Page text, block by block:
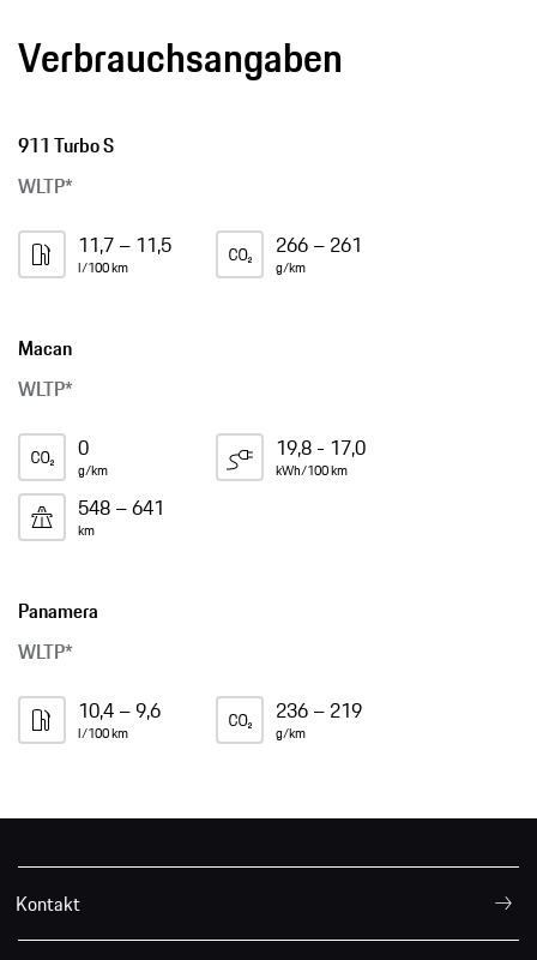
Verbrauchsangaben
911 Turbo S
WLTP*
11,7 – 11,5
l/100 km
266 – 261
g/km
Macan
WLTP*
0
g/km
19,8 - 17,0
kWh/100 km
548 – 641
km
Panamera
WLTP*
10,4 – 9,6
l/100 km
236 – 219
g/km
Kontakt